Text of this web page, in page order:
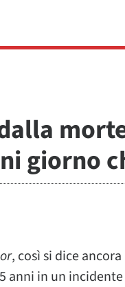
giorno
, così si dice
anni in un